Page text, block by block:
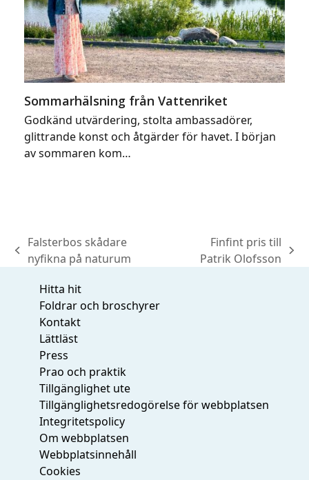
Sommarhälsning från Vattenriket
Godkänd utvärdering, stolta ambassadörer,
glittrande konst och åtgärder för havet. I början
av sommaren kom…
previous
Falsterbos skådare
nyfikna på naturum
next
Finfint pris till
Patrik Olofsson
Hitta hit
Foldrar och broschyrer
Kontakt
Lättläst
Press
Prao och praktik
Tillgänglighet ute
Tillgänglighetsredogörelse för webbplatsen
Integritetspolicy
Om webbplatsen
Webbplatsinnehåll
Cookies